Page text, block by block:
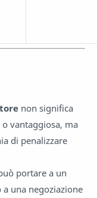
non significa
vantaggiosa, ma
di penalizzare
portare a un
una negoziazione